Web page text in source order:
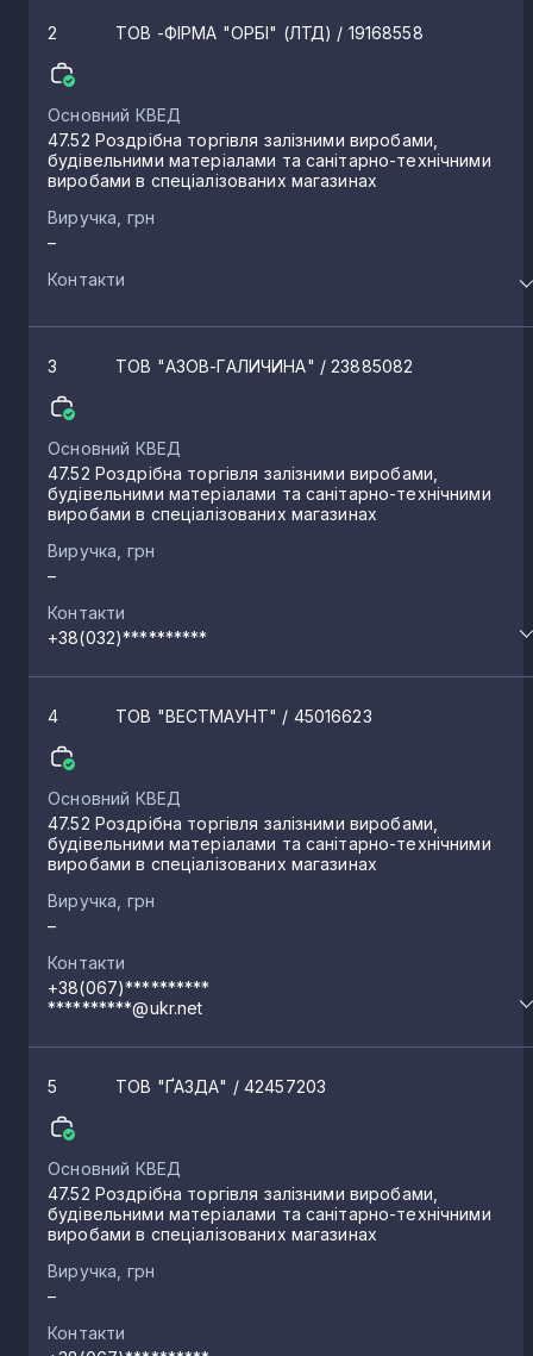
2 ТОВ -ФІРМА "ОРБІ" (ЛТД) / 19168558
Основний КВЕД
47.52 Роздрібна торгівля залізними виробами,
будівельними матеріалами та санітарно-технічними
виробами в спеціалізованих магазинах
Виручка, грн
–
Контакти
3 ТОВ "АЗОВ-ГАЛИЧИНА" / 23885082
Основний КВЕД
47.52 Роздрібна торгівля залізними виробами,
будівельними матеріалами та санітарно-технічними
виробами в спеціалізованих магазинах
Виручка, грн
–
Контакти
+38(032)**********
4 ТОВ "ВЕСТМАУНТ" / 45016623
Основний КВЕД
47.52 Роздрібна торгівля залізними виробами,
будівельними матеріалами та санітарно-технічними
виробами в спеціалізованих магазинах
Виручка, грн
–
Контакти
+38(067)**********
**********@ukr.net
5 ТОВ "ҐАЗДА" / 42457203
Основний КВЕД
47.52 Роздрібна торгівля залізними виробами,
будівельними матеріалами та санітарно-технічними
виробами в спеціалізованих магазинах
Виручка, грн
–
Контакти